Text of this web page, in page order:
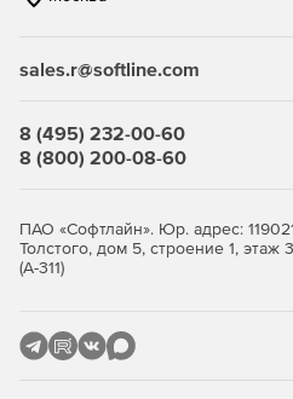
связанные с соблюдением
Безопасность
рабочих столов
Легковесные агенты
виртуализации до 30%,
sales.r@softline.com
8 (495) 232-00-60
8 (800) 200-08-60
ПАО «Софтлайн». Юр. адрес:
Толстого, дом 5, строение 1,
(А-311)